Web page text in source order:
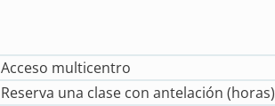
Acceso multicentro
Reserva una clase con antelación (horas)